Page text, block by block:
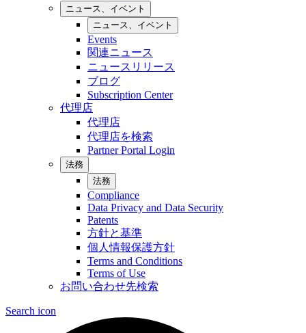
ニュース、イベント
ニュース、イベント
Events
関連ニュース
ニュースリリース
ブログ
Subscription Center
代理店
代理店
代理店を検索
Partner Portal Login
法務
法務
Compliance
Data Privacy and Data Security
Patents
方針と基準
個人情報保護方針
Terms and Conditions
Terms of Use
お問い合わせ先検索
Search icon